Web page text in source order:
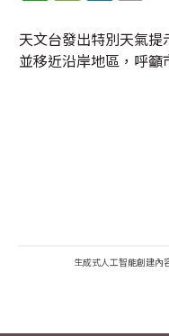
天文台發出特別天氣
並移近沿岸地區，呼籲
生成式人工智能創建內